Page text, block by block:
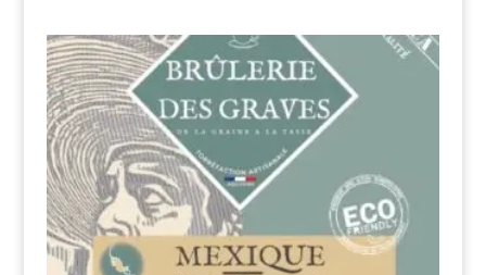
options
peuvent
être
choisies
sur
la
page
du
produit